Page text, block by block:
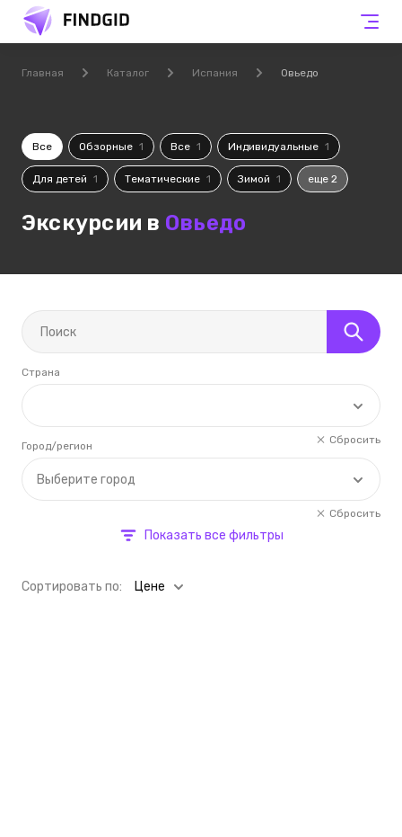
Главная Каталог Испания Овьедо
Все Обзорные 1 Все 1 Индивидуальные 1
Для детей 1 Тематические 1 Зимой 1 еще 2
Экскурсии в Овьедо
Страна
Сбросить
Выберите город
Город/регион
Сбросить
Показать все фильтры
Cортировать по: Цене